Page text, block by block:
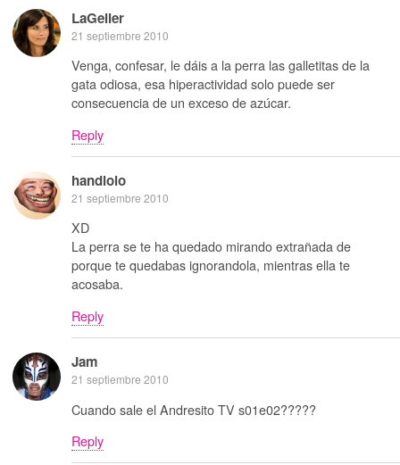
LaGeller
21 septiembre 2010
Venga, confesar, le dáis a la perra las galletitas de la
gata odiosa, esa hiperactividad solo puede ser
consecuencia de un exceso de azúcar.
Reply
handlolo
21 septiembre 2010
XD
La perra se te ha quedado mirando extrañada de
porque te quedabas ignorandola, mientras ella te
acosaba.
Reply
Jam
21 septiembre 2010
Cuando sale el Andresito TV s01e02?????
Reply